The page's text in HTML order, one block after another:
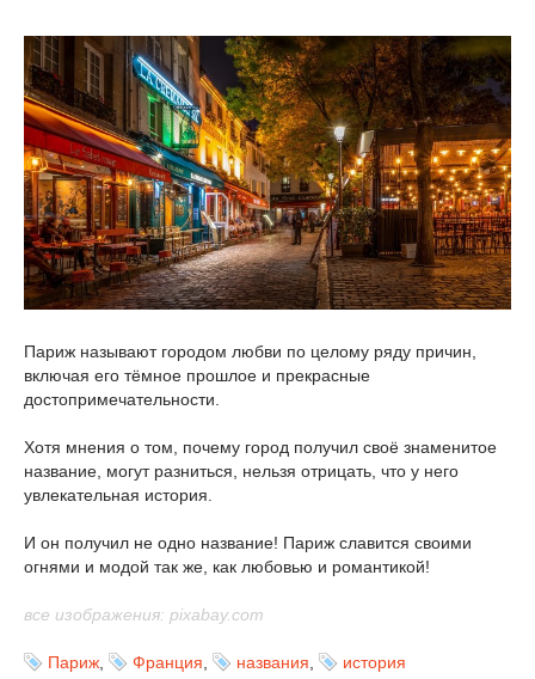
Париж называют городом любви по целому ряду причин,
включая его тёмное прошлое и прекрасные
достопримечательности.
Хотя мнения о том, почему город получил своё знаменитое
название, могут разниться, нельзя отрицать, что у него
увлекательная история.
И он получил не одно название! Париж славится своими
огнями и модой так же, как любовью и романтикой!
все изображения: pixabay.com
Париж, Франция, названия, история